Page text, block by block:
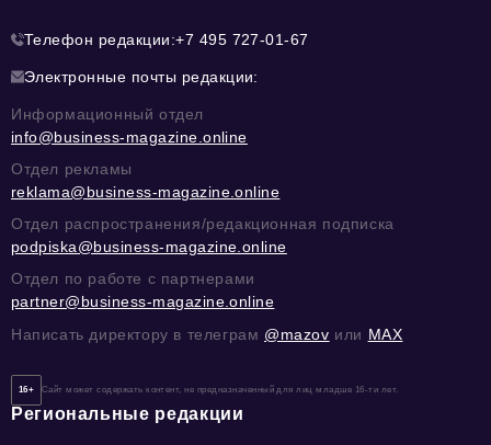
Телефон редакции:+7 495 727-01-67
Электронные почты редакции:
Информационный отдел
info@business-magazine.online
Отдел рекламы
reklama@business-magazine.online
Отдел распространения/редакционная подписка
podpiska@business-magazine.online
Отдел по работе с партнерами
partner@business-magazine.online
Написать директору в телеграм @mazov или MAX
16+ Сайт может содержать контент, не предназначенный для лиц младше 16-ти лет.
Региональные редакции